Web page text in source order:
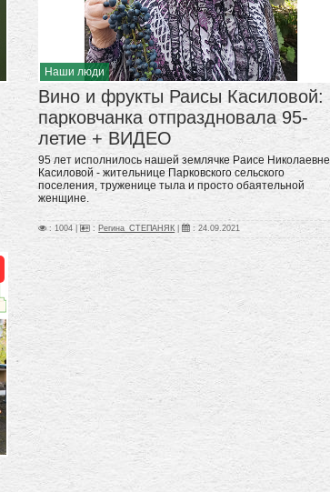
Наши люди
Вино и фрукты Раисы Касиловой:
парковчанка отпраздновала 95-
летие + ВИДЕО
95 лет исполнилось нашей землячке Раисе Николаевне
Касиловой - жительнице Парковского сельского
поселения, труженице тыла и просто обаятельной
женщине.
: 1004 | : Регина_СТЕПАНЯК | :24.09.2021